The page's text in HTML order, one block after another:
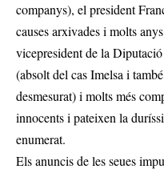
companys), el president
causes arxivades i molts
vicepresident de la
(absolt del cas Imelsa i
desmesurat) i molts més
innocents i pateixen la
enumerat.
Els anuncis de les seues